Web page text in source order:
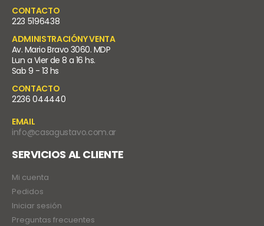
CONTACTO
223 5196438
ADMINISTRACIÓNY VENTA
Av. Mario Bravo 3060. MDP
Lun a Vier de 8 a 16 hs.
Sab 9 - 13 hs
CONTACTO
2236 044440
EMAIL
info@casagustavo.com.ar
SERVICIOS AL CLIENTE
Mi cuenta
Pedidos
Iniciar sesión
Preguntas frecuentes